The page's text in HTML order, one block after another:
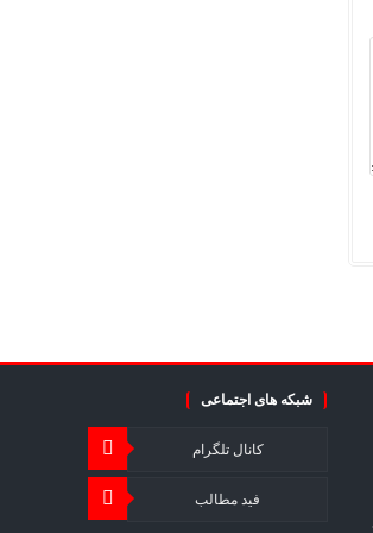
شبکه های اجتماعی
کانال تلگرام
فید مطالب